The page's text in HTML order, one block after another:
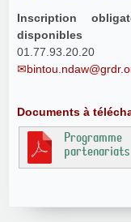
Inscription
disponibles
01.77.93.20.20
Documents à
partenariats